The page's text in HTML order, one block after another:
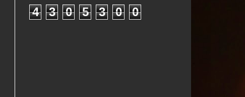
4 3 0 5 3 0 0